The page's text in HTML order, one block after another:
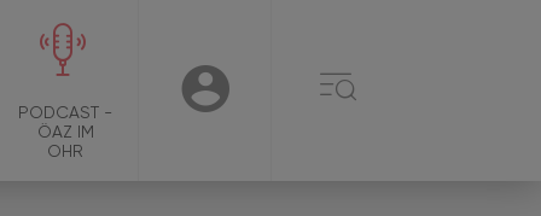
PODCAST -
ÖAZ IM
OHR
USER ☰